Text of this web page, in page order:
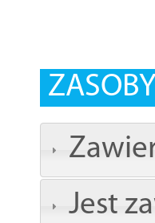
Jest